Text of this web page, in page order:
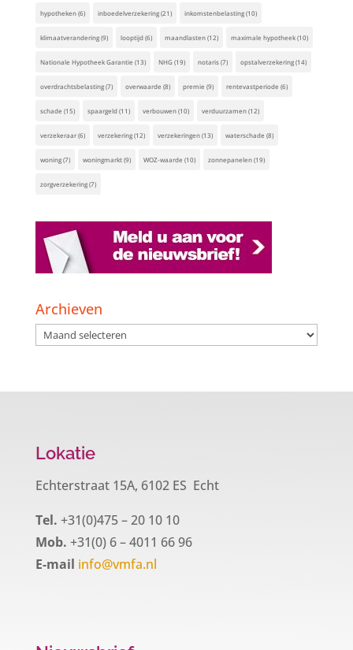
hypotheken(6) inboedelverzekering(21) inkomstenbelasting(10)
klimaatverandering(9) looptijd(6) maandlasten(12) maximale hypotheek(10)
Nationale Hypotheek Garantie (13) NHG(19) notaris(7) opstalverzekering(14)
overdrachtsbelasting(7) overwaarde (8) premie (9) rentevastperiode (6)
schade (15) spaargeld(11) verbouwen(10) verduurzamen(12)
verzekeraar(6) verzekering(12) verzekeringen(13) waterschade (8)
woning(7) woningmarkt(9) WOZ-waarde (10) zonnepanelen(19)
zorgverzekering(7)
Archieven
Archieven
Lokatie
Echterstraat 15A, 6102 ES Echt
Tel. +31(0)475 – 20 10 10
Mob. +31(0) 6 – 4011 66 96
E-mail info@vmfa.nl